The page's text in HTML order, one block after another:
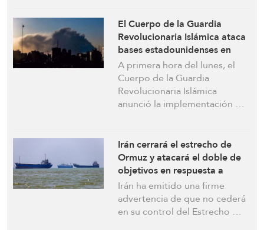
El Cuerpo de la Guardia
Revolucionaria Islámica ataca
bases estadounidenses en
Bahrein, Jordania y Kuwait en
respuesta a las agresiones
contra territorio iraní
A primera hora del lunes, el
Cuerpo de la Guardia
Revolucionaria Islámica
anunció la implementación …
Irán cerrará el estrecho de
Ormuz y atacará el doble de
objetivos en respuesta a
cualquier ataque
estadounidense: Fuente a
Press TV
Irán ha emitido una firme
advertencia de que no cederá
en su control del Estrecho …